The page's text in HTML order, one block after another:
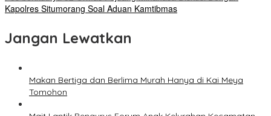
Kapolres Situmorang Soal Aduan Kamtibmas
Jangan Lewatkan
Makan Bertiga dan Berlima Murah Hanya di Kai Meya
Tomohon